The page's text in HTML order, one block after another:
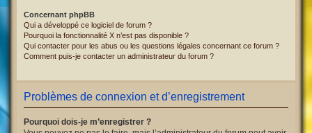
Concernant phpBB
Qui a développé ce logiciel de forum ?
Pourquoi la fonctionnalité X n’est pas disponible ?
Qui contacter pour les abus ou les questions légales concernant ce forum ?
Comment puis-je contacter un administrateur du forum ?
Problèmes de connexion et d’enregistrement
Pourquoi dois-je m’enregistrer ?